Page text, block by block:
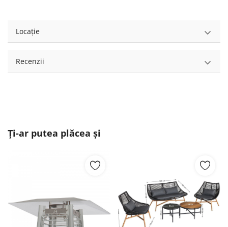
Locație
Recenzii
Ți-ar putea plăcea și